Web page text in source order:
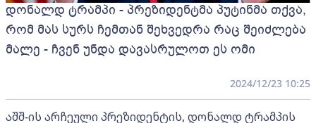
დონალდ ტრამპი - პრეზიდენტმა პუტინმა თქვა,
რომ მას სურს ჩემთან შეხვედრა რაც შეიძლება
მალე - ჩვენ უნდა დავასრულოთ ეს ომი
2024/12/23 10:25
აშშ-ის არჩეული პრეზიდენტის, დონალდ ტრამპის